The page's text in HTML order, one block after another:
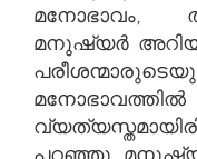
മനോഭാവം,
മനുഷ്യർ
പറഞ്ഞു.